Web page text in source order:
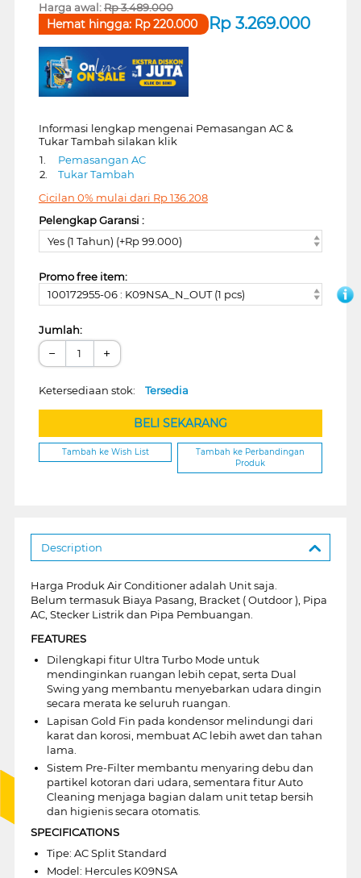
Harga awal:Rp3.489.000
Rp 3.269.000
Hemat hingga: Rp220.000
Informasi lengkap mengenai Pemasangan AC &
Tukar Tambah silakan klik
1.
Pemasangan AC
2.
Tukar Tambah
Cicilan 0% mulai dari Rp136.208
Pelengkap Garansi :
Yes (1 Tahun) (+Rp 99.000)
Promo free item:
100172955-06 : K09NSA_N_OUT (1 pcs)
Jumlah:
− +
Ketersediaan stok: Tersedia
BELI SEKARANG
Tambah ke Wish List
Tambah ke Perbandingan
Produk
Description
Harga Produk Air Conditioner adalah Unit saja.
Belum termasuk Biaya Pasang, Bracket ( Outdoor ), Pipa
AC, Stecker Listrik dan Pipa Pembuangan.
FEATURES
Dilengkapi fitur Ultra Turbo Mode untuk
mendinginkan ruangan lebih cepat, serta Dual
Swing yang membantu menyebarkan udara dingin
secara merata ke seluruh ruangan.
Lapisan Gold Fin pada kondensor melindungi dari
karat dan korosi, membuat AC lebih awet dan tahan
lama.
Sistem Pre-Filter membantu menyaring debu dan
partikel kotoran dari udara, sementara fitur Auto
Cleaning menjaga bagian dalam unit tetap bersih
dan higienis secara otomatis.
SPECIFICATIONS
Tipe: AC Split Standard
Model: Hercules K09NSA